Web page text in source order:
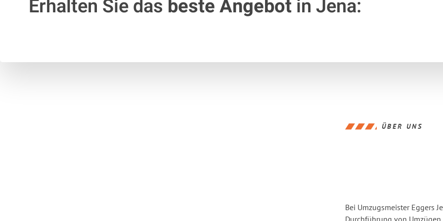
Erhalten Sie das beste Angebotin Jena:
ÜBER UNS
Bei Umzugsmeister Eggers
Durchführung von